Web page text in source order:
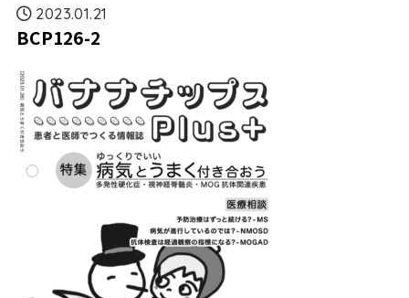
2023.01.21
BCP126-2